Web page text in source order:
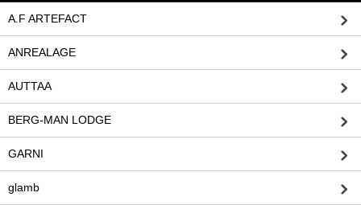
A.F ARTEFACT
ANREALAGE
AUTTAA
BERG-MAN LODGE
GARNI
glamb